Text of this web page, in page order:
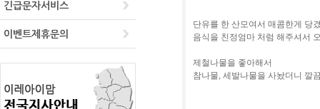
긴급문자서비스
이벤트제휴문의